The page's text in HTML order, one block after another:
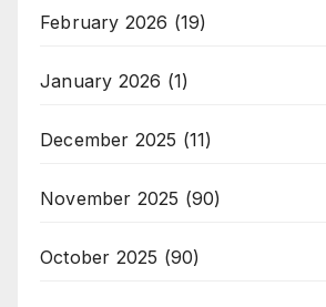
February 2026 (19)
January 2026 (1)
December 2025 (11)
November 2025 (90)
October 2025 (90)